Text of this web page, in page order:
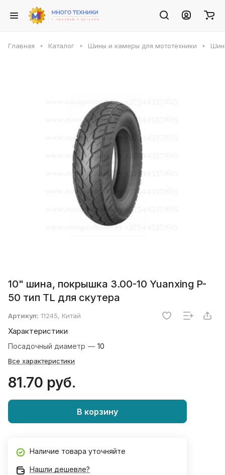
Главная Каталог Шины и камеры для мототехники
10" шина, покрышка 3.00-10 Yuanxing P-
50 тип TL для скутера
Артикул: 11245, Китай
Характеристики
Посадочный диаметр — 10
Все характеристики
81.70 руб.
В корзину
Наличие товара уточняйте
Нашли дешевле?